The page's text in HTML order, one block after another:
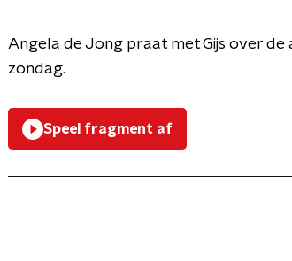
Angela de Jong praat met Gijs over
zondag.
Speel fragment af